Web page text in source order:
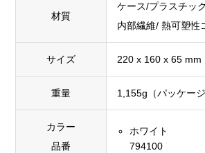
材質
ケース/プラスチック
内部繊維/ 熱可塑性
サイズ 220 x 160 x 65 mm
重量 1,155g（パッケージ
カラー
品番
ホワイト
794100